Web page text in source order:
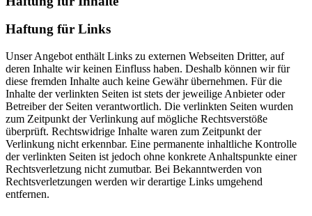
Haftung für Links
Unser Angebot enthält Links zu externen Webseiten Dritter, auf
deren Inhalte wir keinen Einfluss haben. Deshalb können wir für
diese fremden Inhalte auch keine Gewähr übernehmen. Für die
Inhalte der verlinkten Seiten ist stets der jeweilige Anbieter oder
Betreiber der Seiten verantwortlich. Die verlinkten Seiten wurden
zum Zeitpunkt der Verlinkung auf mögliche Rechtsverstöße
überprüft. Rechtswidrige Inhalte waren zum Zeitpunkt der
Verlinkung nicht erkennbar. Eine permanente inhaltliche Kontrolle
der verlinkten Seiten ist jedoch ohne konkrete Anhaltspunkte einer
Rechtsverletzung nicht zumutbar. Bei Bekanntwerden von
Rechtsverletzungen werden wir derartige Links umgehend
entfernen.